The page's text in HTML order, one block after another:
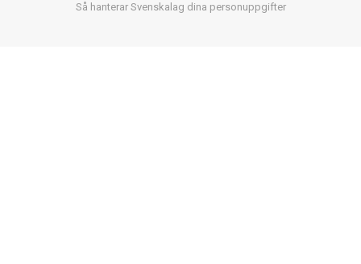
Så hanterar Svenskalag dina personuppgifter